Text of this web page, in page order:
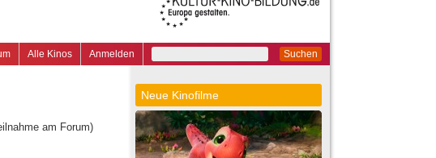
Suchen
Anmelden
Alle Kinos
am Forum)
Neue Kinofilme